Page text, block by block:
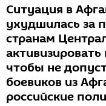
Ситуация в
ухудшилась за
странам
чтобы не
боевиков из
российские